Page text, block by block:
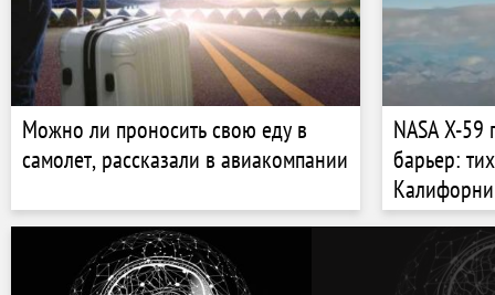
Можно ли проносить свою еду в
самолет, рассказали в авиакомпании
NASA X-59
барьер: